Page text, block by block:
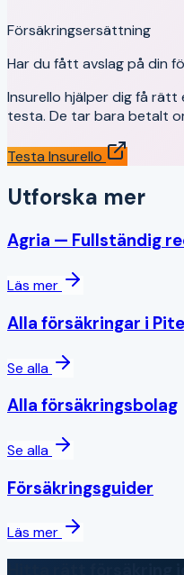
Försäkringsersättning
Har du fått avslag på din
Insurello hjälper dig få
testa. De tar bara betalt
Testa Insurello
Utforska mer
Agria — Fullständig
Läs mer
Alla försäkringar i
Se alla
Alla försäkringsbolag
Se alla
Försäkringsguider
Läs mer